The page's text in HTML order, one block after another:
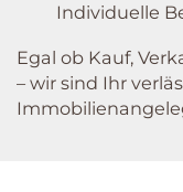
Individuelle
Egal ob Kauf,
– wir sind Ihr